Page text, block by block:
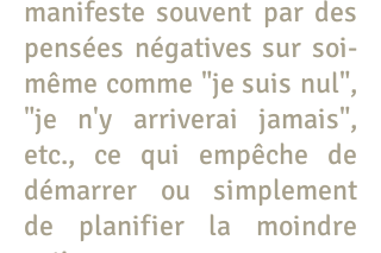
manifeste souvent par des
pensées négatives sur soi-
même comme "je suis nul",
"je n'y arriverai jamais",
etc., ce qui empêche de
démarrer ou simplement
de planifier la moindre